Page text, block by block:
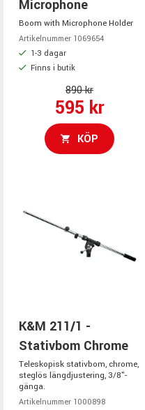
Microphone
Boom with Microphone Holder
Artikelnummer 1069654
1-3 dagar
Finns i butik
890 kr
595 kr
KÖP
K&M 211/1 -
Stativbom Chrome
Teleskopisk stativbom, chrome,
steglös längdjustering, 3/8"-
gänga.
Artikelnummer 1000898